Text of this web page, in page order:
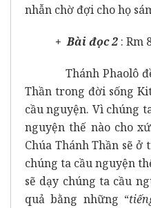
nhẫn chờ đợi cho họ
+ Bài đọc 2 : Rm
Thánh Phaolô đề
Thần trong đời sống
cầu nguyện. Vì chúng
nguyện thế nào cho
Chúa Thánh Thần sẽ
chúng ta cầu nguyện
sẽ dạy chúng ta cầu
quả bằng những “